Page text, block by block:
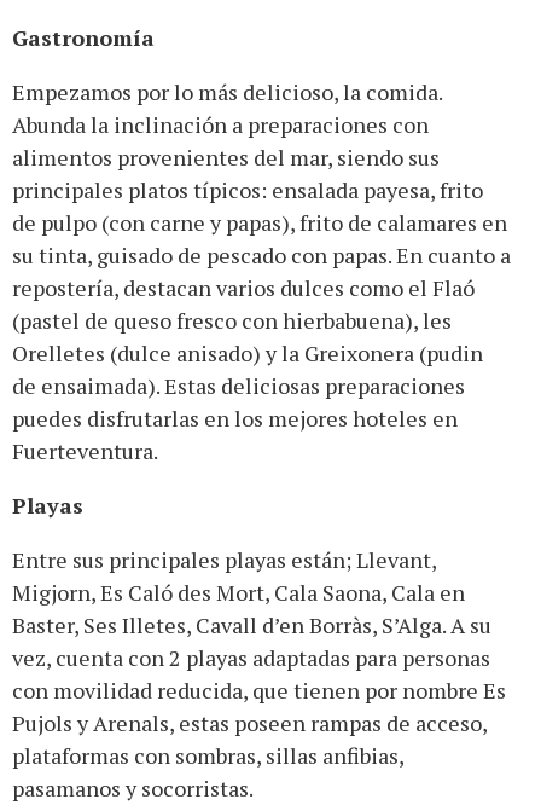
Gastronomía
Empezamos por lo más delicioso, la comida.
Abunda la inclinación a preparaciones con
alimentos provenientes del mar, siendo sus
principales platos típicos: ensalada payesa, frito
de pulpo (con carne y papas), frito de calamares en
su tinta, guisado de pescado con papas. En cuanto a
repostería, destacan varios dulces como el Flaó
(pastel de queso fresco con hierbabuena), les
Orelletes (dulce anisado) y la Greixonera (pudin
de ensaimada). Estas deliciosas preparaciones
puedes disfrutarlas en los mejores hoteles en
Fuerteventura.
Playas
Entre sus principales playas están; Llevant,
Migjorn, Es Caló des Mort, Cala Saona, Cala en
Baster, Ses Illetes, Cavall d’en Borràs, S’Alga. A su
vez, cuenta con 2 playas adaptadas para personas
con movilidad reducida, que tienen por nombre Es
Pujols y Arenals, estas poseen rampas de acceso,
plataformas con sombras, sillas anfibias,
pasamanos y socorristas.